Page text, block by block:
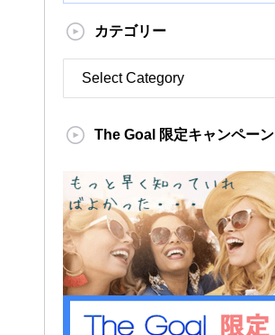
カテゴリー
The Goal 限定キャンペーン